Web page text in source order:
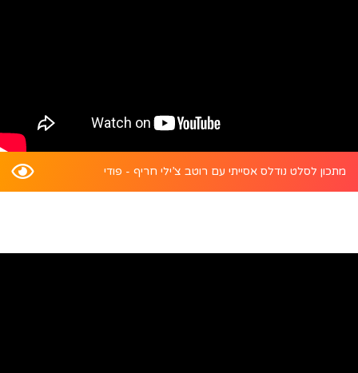
מתכון לסלט נודלס אסייתי עם רוטב צ’ילי חריף - פודי